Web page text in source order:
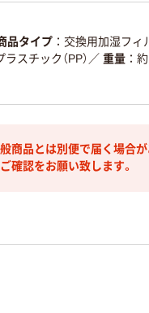
品タイプ 交換用加湿フィ
スチック（PP） ／ 重量
商品とは別便で届く場合
確認をお願い致します。